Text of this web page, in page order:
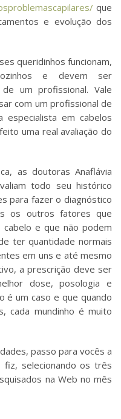
que
e evolução dos
queridinhos funcionam,
e devem ser
um profissional. Vale
com um profissional de
especialista em cabelos
uma real avaliação do
as doutoras Anaflávia
todo seu histórico
para fazer o diagnóstico
os outros fatores que
cabelo e que não podem
ter quantidade normais
em uns e até mesmo
a prescrição deve ser
dose, posologia e
é um caso e que quando
cada mundinho é muito
passo para vocês a
fiz, selecionando os três
na Web no mês